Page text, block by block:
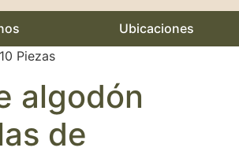
Ubicaciones
Piezas
algodón
de